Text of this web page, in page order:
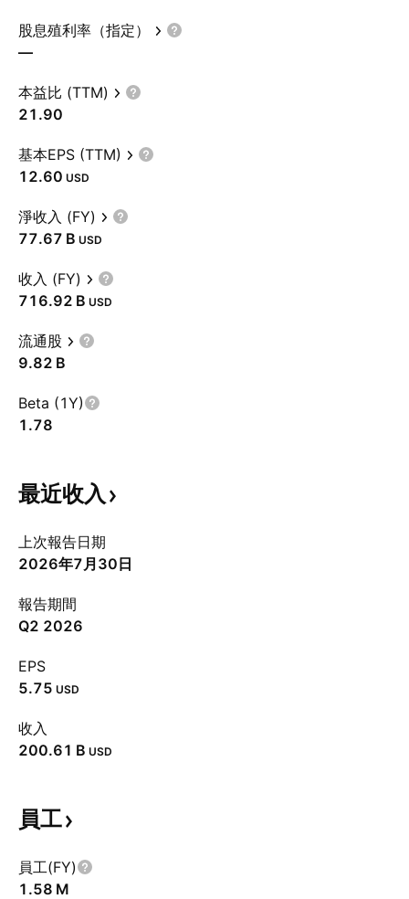
股息殖利率（指定）
—
本益比 (TTM)
21.90
基本EPS (TTM)
12.60 USD
淨收入 (FY)
‪77.67 B‬ USD
收入 (FY)
‪716.92 B‬ USD
流通股
‪9.82 B‬
Beta (1Y)
1.78
最近收入
上次報告日期
2026年7月30日
報告期間
Q2 2026
EPS
5.75 USD
收入
‪200.61 B‬ USD
員工
員工(FY)
‪1.58 M‬